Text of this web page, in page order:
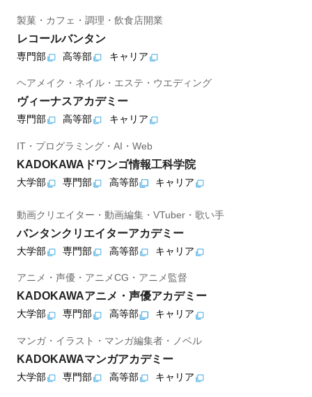
製菓・カフェ・調理・飲食店開業
レコールバンタン
専門部 高等部 キャリア
ヘアメイク・ネイル・エステ・ウエディング
ヴィーナスアカデミー
専門部 高等部 キャリア
IT・プログラミング・AI・Web
KADOKAWAドワンゴ情報工科学院
大学部 専門部 高等部 キャリア
動画クリエイター・動画編集・VTuber・歌い手
バンタンクリエイターアカデミー
大学部 専門部 高等部 キャリア
アニメ・声優・アニメCG・アニメ監督
KADOKAWAアニメ・声優アカデミー
大学部 専門部 高等部 キャリア
マンガ・イラスト・マンガ編集者・ノベル
KADOKAWAマンガアカデミー
大学部 専門部 高等部 キャリア